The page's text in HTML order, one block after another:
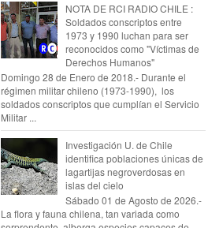
NOTA DE RCI RADIO CHILE :
Soldados conscriptos entre
1973 y 1990 luchan para ser
reconocidos como "Víctimas de
Derechos Humanos"
Domingo 28 de Enero de 2018.- Durante el
régimen militar chileno (1973-1990), los
soldados conscriptos que cumplían el Servicio
Militar ...
Investigación U. de Chile
identifica poblaciones únicas de
lagartijas negroverdosas en
islas del cielo
Sábado 01 de Agosto de 2026.-
La flora y fauna chilena, tan variada como